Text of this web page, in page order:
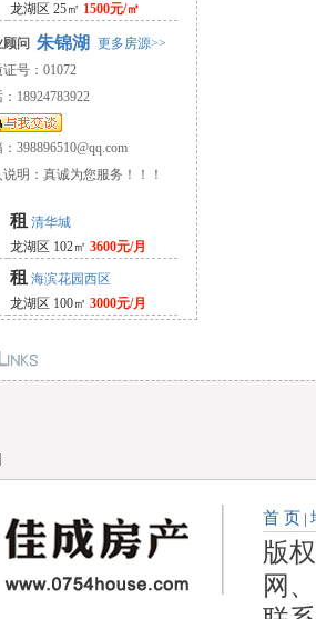
龙湖区 25㎡ 1500元/㎡
问 朱锦湖
更多房源>>
证号：01072
18924783922
398896510@qq.com
明：真诚为您服务！！！
租清华城
龙湖区 102㎡ 3600元/月
租海滨花园西区
龙湖区 100㎡ 3000元/月
首 页 |
版
网